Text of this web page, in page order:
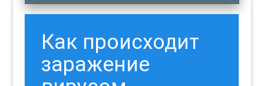
Как происходит
заражение